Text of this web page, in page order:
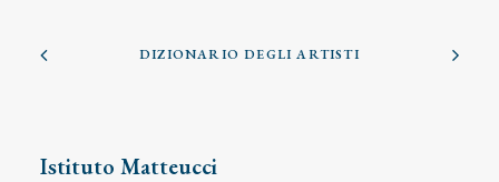
DIZIONARIO DEGLI ARTISTI
Istituto Matteucci